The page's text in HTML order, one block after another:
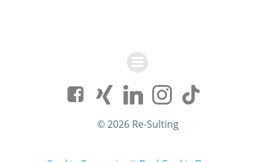
© 2026 Re-Sulting